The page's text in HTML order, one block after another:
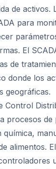
de activos.
para
El
de
donde los
geográficas.
Control
procesos
química,
alimentos.